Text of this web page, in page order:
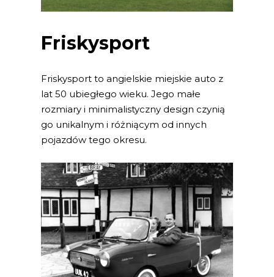
Friskysport
Friskysport to angielskie miejskie auto z
lat 50 ubiegłego wieku. Jego małe
rozmiary i minimalistyczny design czynią
go unikalnym i różniącym od innych
pojazdów tego okresu.